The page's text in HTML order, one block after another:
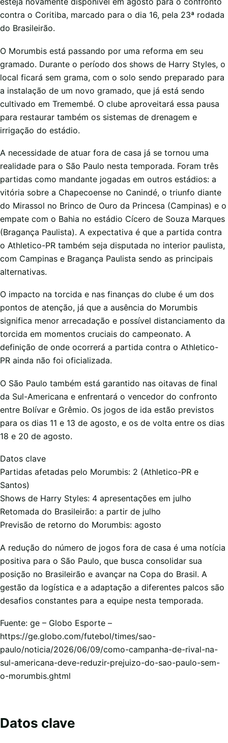
contra o Coritiba, marcado para o dia 16, pela 23ª rodada
do Brasileirão.
O Morumbis está passando por uma reforma em seu
gramado. Durante o período dos shows de Harry Styles, o
local ficará sem grama, com o solo sendo preparado para
a instalação de um novo gramado, que já está sendo
cultivado em Tremembé. O clube aproveitará essa pausa
para restaurar também os sistemas de drenagem e
irrigação do estádio.
A necessidade de atuar fora de casa já se tornou uma
realidade para o São Paulo nesta temporada. Foram três
partidas como mandante jogadas em outros estádios: a
vitória sobre a Chapecoense no Canindé, o triunfo diante
do Mirassol no Brinco de Ouro da Princesa (Campinas) e o
empate com o Bahia no estádio Cícero de Souza Marques
(Bragança Paulista). A expectativa é que a partida contra
o Athletico-PR também seja disputada no interior paulista,
com Campinas e Bragança Paulista sendo as principais
alternativas.
O impacto na torcida e nas finanças do clube é um dos
pontos de atenção, já que a ausência do Morumbis
significa menor arrecadação e possível distanciamento da
torcida em momentos cruciais do campeonato. A
definição de onde ocorrerá a partida contra o Athletico-
PR ainda não foi oficializada.
O São Paulo também está garantido nas oitavas de final
da Sul-Americana e enfrentará o vencedor do confronto
entre Bolívar e Grêmio. Os jogos de ida estão previstos
para os dias 11 e 13 de agosto, e os de volta entre os dias
18 e 20 de agosto.
Datos clave
Partidas afetadas pelo Morumbis: 2 (Athletico-PR e
Santos)
Shows de Harry Styles: 4 apresentações em julho
Retomada do Brasileirão: a partir de julho
Previsão de retorno do Morumbis: agosto
A redução do número de jogos fora de casa é uma notícia
positiva para o São Paulo, que busca consolidar sua
posição no Brasileirão e avançar na Copa do Brasil. A
gestão da logística e a adaptação a diferentes palcos são
desafios constantes para a equipe nesta temporada.
Fuente: ge – Globo Esporte –
https://ge.globo.com/futebol/times/sao-
paulo/noticia/2026/06/09/como-campanha-de-rival-na-
sul-americana-deve-reduzir-prejuizo-do-sao-paulo-sem-
o-morumbis.ghtml
Datos clave